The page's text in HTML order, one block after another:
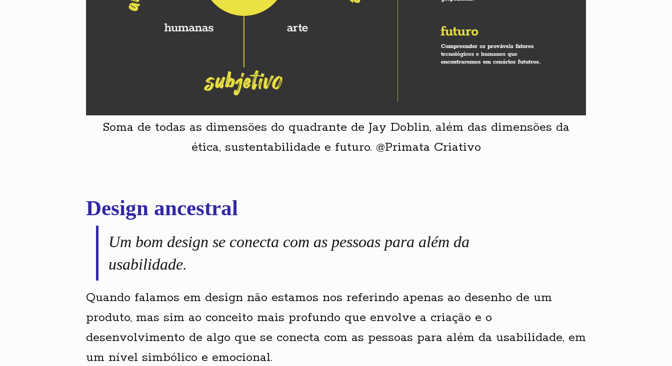
Soma de todas as dimensões do quadrante de Jay Doblin, além das dimensões da
ética, sustentabilidade e futuro. @Primata Criativo
Design ancestral
Um bom design se conecta com as pessoas para além da
usabilidade.
Quando falamos em design não estamos nos referindo apenas ao desenho de um
produto, mas sim ao conceito mais profundo que envolve a criação e o
desenvolvimento de algo que se conecta com as pessoas para além da usabilidade, em
um nível simbólico e emocional.